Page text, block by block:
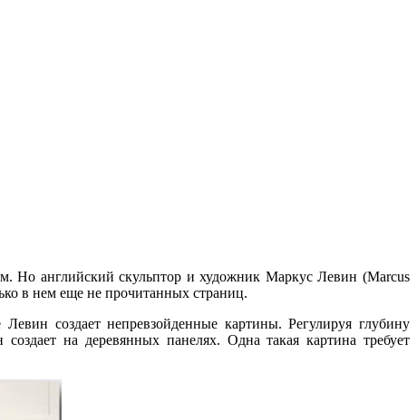
Но английский скульптор и художник Маркус Левин (Marcus
в нем еще не прочитанных страниц.
создает непревзойденные картины. Регулируя глубину
на деревянных панелях. Одна такая картина требует